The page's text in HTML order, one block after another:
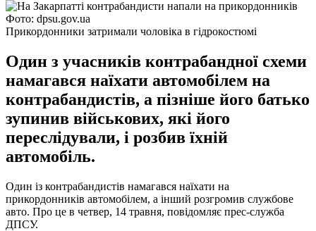
Фото: dpsu.gov.ua
Прикордонники затримали чоловіка в гідрокостюмі
Один з учасників контрабандної схеми
намагався наїхати автомобілем на
контрабандистів, а пізніше його батько
зупинив військових, які його
переслідували, і розбив їхній
автомобіль.
Один із контрабандистів намагався наїхати на
прикордонників автомобілем, а інший розгромив службове
авто. Про це в четвер, 14 травня, повідомляє прес-служба
ДПСУ.